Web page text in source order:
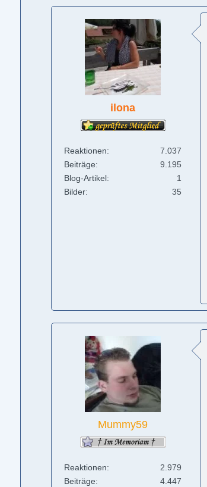
ilona
Reaktionen
7.037
Beiträge
9.195
Blog-Artikel
1
Bilder
35
Mummy59
Reaktionen
2.979
Beiträge
4.447